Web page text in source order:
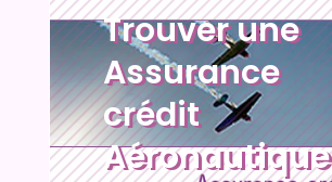
Trouver une
Assurance
crédit
Aéronautique